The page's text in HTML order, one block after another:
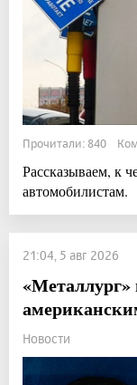
Прочитали: 840
Рассказываем, к
автомобилистам.
21:04, 5 авг 2026
«Металлург»
Новости